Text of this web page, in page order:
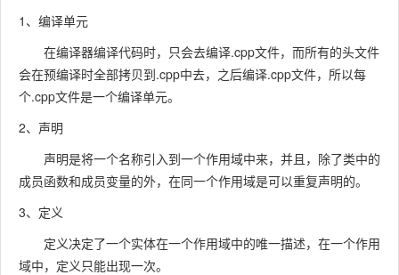
1、编译单元
在编译器编译代码时，只会去编译.cpp文件，而所有的头文件
会在预编译时全部拷贝到.cpp中去，之后编译.cpp文件，所以每
个.cpp文件是一个编译单元。
2、声明
声明是将一个名称引入到一个作用域中来，并且，除了类中的
成员函数和成员变量的外，在同一个作用域是可以重复声明的。
3、定义
定义决定了一个实体在一个作用域中的唯一描述，在一个作用
域中，定义只能出现一次。